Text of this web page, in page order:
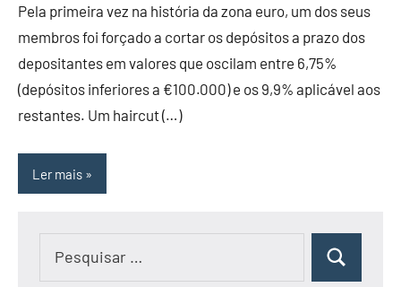
Pela primeira vez na história da zona euro, um dos seus
membros foi forçado a cortar os depósitos a prazo dos
depositantes em valores que oscilam entre 6,75%
(depósitos inferiores a €100.000) e os 9,9% aplicável aos
restantes. Um haircut (…)
Ler mais
Pesquisar